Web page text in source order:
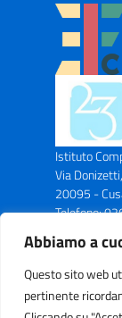
Abbiamo a
Questo sito web
pertinente
Istituto
Via
20095 -
Telefono:
PEC:
Codice
Codice